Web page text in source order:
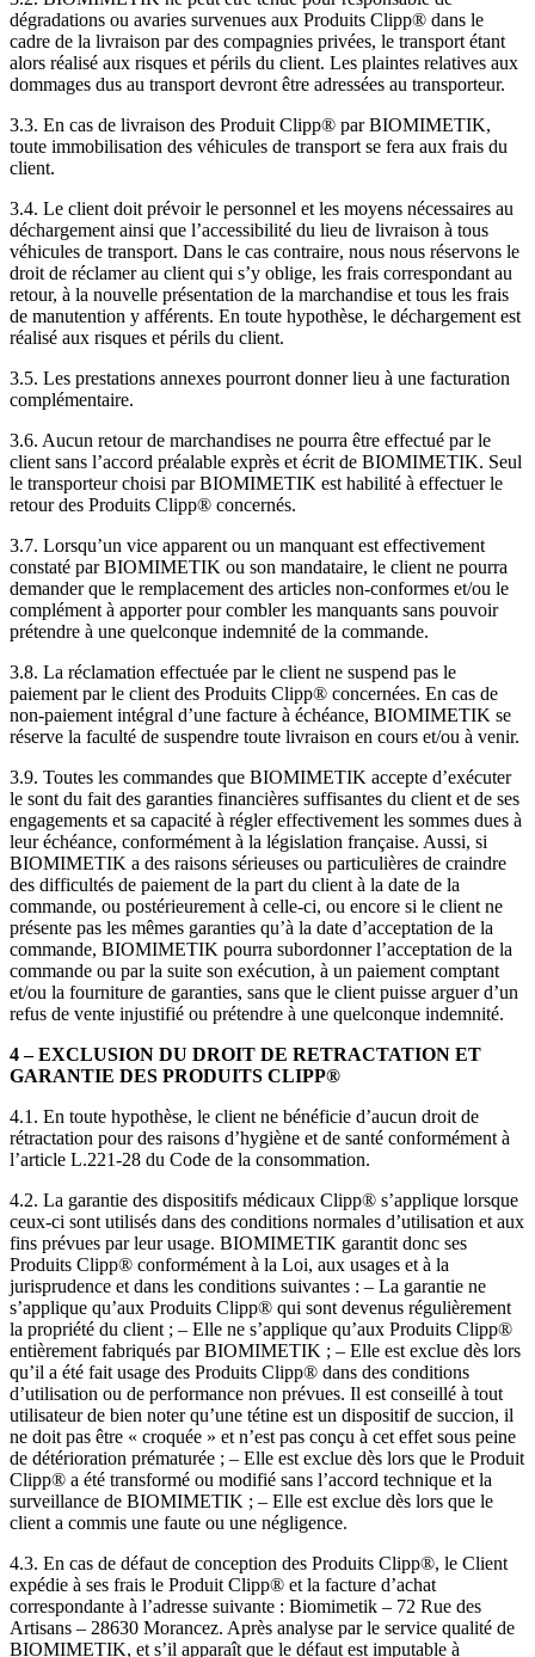
dégradations ou avaries survenues aux Produits Clipp® dans le
cadre de la livraison par des compagnies privées, le transport étant
alors réalisé aux risques et périls du client. Les plaintes relatives aux
dommages dus au transport devront être adressées au transporteur.
3.3. En cas de livraison des Produit Clipp® par BIOMIMETIK,
toute immobilisation des véhicules de transport se fera aux frais du
client.
3.4. Le client doit prévoir le personnel et les moyens nécessaires au
déchargement ainsi que l’accessibilité du lieu de livraison à tous
véhicules de transport. Dans le cas contraire, nous nous réservons le
droit de réclamer au client qui s’y oblige, les frais correspondant au
retour, à la nouvelle présentation de la marchandise et tous les frais
de manutention y afférents. En toute hypothèse, le déchargement est
réalisé aux risques et périls du client.
3.5. Les prestations annexes pourront donner lieu à une facturation
complémentaire.
3.6. Aucun retour de marchandises ne pourra être effectué par le
client sans l’accord préalable exprès et écrit de BIOMIMETIK. Seul
le transporteur choisi par BIOMIMETIK est habilité à effectuer le
retour des Produits Clipp® concernés.
3.7. Lorsqu’un vice apparent ou un manquant est effectivement
constaté par BIOMIMETIK ou son mandataire, le client ne pourra
demander que le remplacement des articles non-conformes et/ou le
complément à apporter pour combler les manquants sans pouvoir
prétendre à une quelconque indemnité de la commande.
3.8. La réclamation effectuée par le client ne suspend pas le
paiement par le client des Produits Clipp® concernées. En cas de
non-paiement intégral d’une facture à échéance, BIOMIMETIK se
réserve la faculté de suspendre toute livraison en cours et/ou à venir.
3.9. Toutes les commandes que BIOMIMETIK accepte d’exécuter
le sont du fait des garanties financières suffisantes du client et de ses
engagements et sa capacité à régler effectivement les sommes dues à
leur échéance, conformément à la législation française. Aussi, si
BIOMIMETIK a des raisons sérieuses ou particulières de craindre
des difficultés de paiement de la part du client à la date de la
commande, ou postérieurement à celle-ci, ou encore si le client ne
présente pas les mêmes garanties qu’à la date d’acceptation de la
commande, BIOMIMETIK pourra subordonner l’acceptation de la
commande ou par la suite son exécution, à un paiement comptant
et/ou la fourniture de garanties, sans que le client puisse arguer d’un
refus de vente injustifié ou prétendre à une quelconque indemnité.
4 – EXCLUSION DU DROIT DE RETRACTATION ET
GARANTIE DES PRODUITS CLIPP®
4.1. En toute hypothèse, le client ne bénéficie d’aucun droit de
rétractation pour des raisons d’hygiène et de santé conformément à
l’article L.221-28 du Code de la consommation.
4.2. La garantie des dispositifs médicaux Clipp® s’applique lorsque
ceux-ci sont utilisés dans des conditions normales d’utilisation et aux
fins prévues par leur usage. BIOMIMETIK garantit donc ses
Produits Clipp® conformément à la Loi, aux usages et à la
jurisprudence et dans les conditions suivantes : – La garantie ne
s’applique qu’aux Produits Clipp® qui sont devenus régulièrement
la propriété du client ; – Elle ne s’applique qu’aux Produits Clipp®
entièrement fabriqués par BIOMIMETIK ; – Elle est exclue dès lors
qu’il a été fait usage des Produits Clipp® dans des conditions
d’utilisation ou de performance non prévues. Il est conseillé à tout
utilisateur de bien noter qu’une tétine est un dispositif de succion, il
ne doit pas être « croquée » et n’est pas conçu à cet effet sous peine
de détérioration prématurée ; – Elle est exclue dès lors que le Produit
Clipp® a été transformé ou modifié sans l’accord technique et la
surveillance de BIOMIMETIK ; – Elle est exclue dès lors que le
client a commis une faute ou une négligence.
4.3. En cas de défaut de conception des Produits Clipp®, le Client
expédie à ses frais le Produit Clipp® et la facture d’achat
correspondante à l’adresse suivante : Biomimetik – 72 Rue des
Artisans – 28630 Morancez. Après analyse par le service qualité de
BIOMIMETIK, et s’il apparaît que le défaut est imputable à